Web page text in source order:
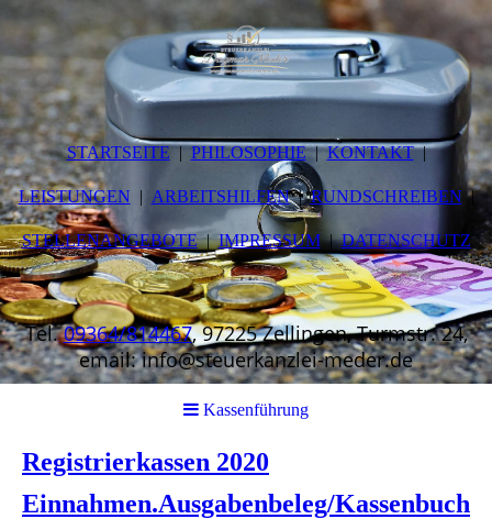
STARTSEITE PHILOSOPHIE KONTAKT
LEISTUNGEN ARBEITSHILFEN RUNDSCHREIBEN
STELLENANGEBOTE IMPRESSUM DATENSCHUTZ
Tel.09364/814467, 97225 Zellingen, Turmstr. 24,
email: info@steuerkanzlei-meder.de
Kassenführung
Registrierkassen 2020
Einnahmen.Ausgabenbeleg/Kassenbuch